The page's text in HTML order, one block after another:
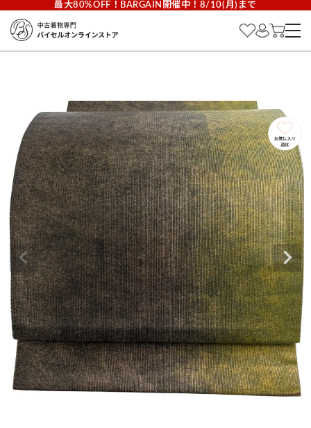
最大80%OFF！BARGAIN開催中！8/10(月)まで